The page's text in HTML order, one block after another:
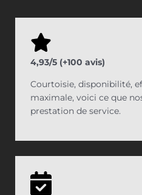
4,93/5 (+100 avis)
Courtoisie, disponibilité,
maximale, voici ce que
prestation de service.